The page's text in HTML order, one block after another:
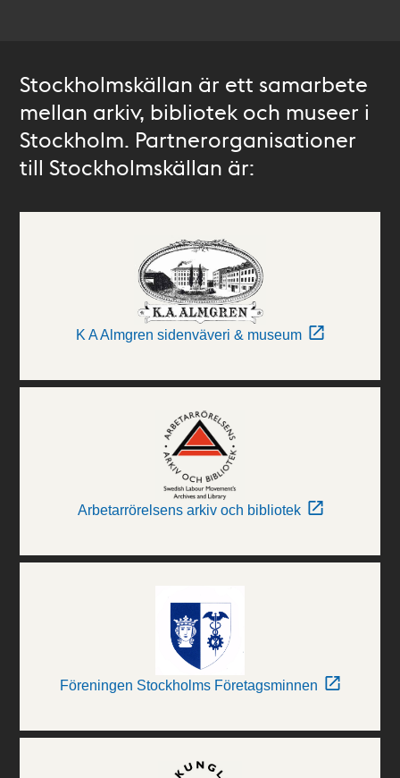
Stockholmskällan är ett samarbete
mellan arkiv, bibliotek och museer i
Stockholm. Partnerorganisationer
till Stockholmskällan är:
K A Almgren sidenväveri & museum
Arbetarrörelsens arkiv och bibliotek
Föreningen Stockholms Företagsminnen